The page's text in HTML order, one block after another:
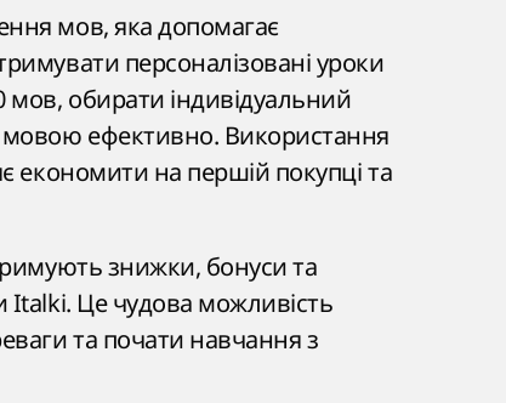
мов, яка допомагає
персоналізовані уроки
обирати індивідуальний
мовою ефективно. Використання
економити на першій покупці та
знижки, бонуси та
Italki. Це чудова можливість
та почати навчання з